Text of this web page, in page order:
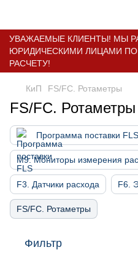
УВАЖАЕМЫЕ КЛИЕНТЫ! МЫ
ЮРИДИЧЕСКИМИ ЛИЦАМИ
РАСЧЕТУ!
КиП FS/FC. Ротаметры
FS/FC. Ротаметры
Программа поставки FLS
M9. Мониторы измерения
F3. Датчики расхода F6.
FS/FC. Ротаметры
Фильтр